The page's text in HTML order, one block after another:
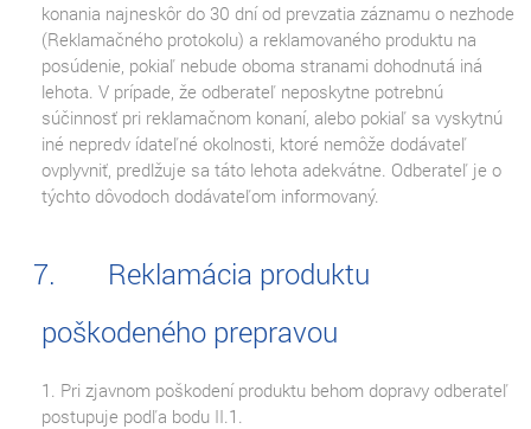
konania najneskôr do 30 dní od prevzatia záznamu o nezhode
(Reklamačného protokolu) a reklamovaného produktu na
posúdenie, pokiaľ nebude oboma stranami dohodnutá iná
lehota. V prípade, že odberateľ neposkytne potrebnú
súčinnosť pri reklamačnom konaní, alebo pokiaľ sa vyskytnú
iné nepredv ídateľné okolnosti, ktoré nemôže dodávateľ
ovplyvniť, predlžuje sa táto lehota adekvátne. Odberateľ je o
týchto dôvodoch dodávateľom informovaný.
Reklamácia produktu
poškodeného prepravou
1. Pri zjavnom poškodení produktu behom dopravy odberateľ
postupuje podľa bodu II.1.